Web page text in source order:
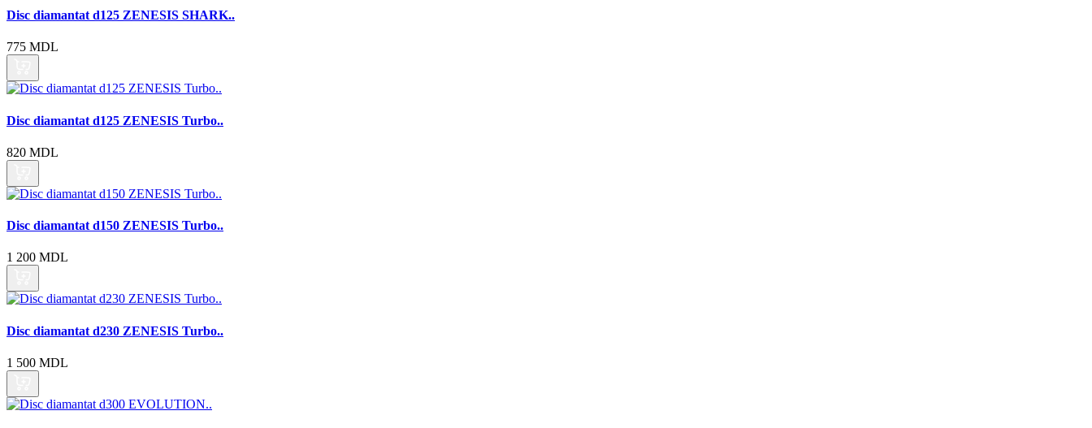
Disc diamantat d125 ZENESIS SHARK..
775 MDL
Disc diamantat d125 ZENESIS Turbo..
820 MDL
Disc diamantat d150 ZENESIS Turbo..
1 200 MDL
Disc diamantat d230 ZENESIS Turbo..
1 500 MDL